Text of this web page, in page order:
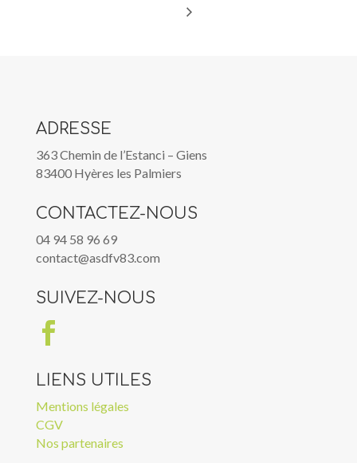
ADRESSE
363 Chemin de l’Estanci – Giens
83400 Hyères les Palmiers
CONTACTEZ-NOUS
04 94 58 96 69
contact@asdfv83.com
SUIVEZ-NOUS

LIENS UTILES
Mentions légales
CGV
Nos partenaires